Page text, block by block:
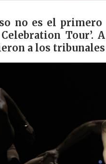
no es el
Celebration
a los tribunales